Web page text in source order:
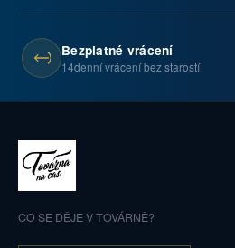
Bezplatné vrácení
14denní vrácení bez starostí
CO SE DĚJE V TOVÁRNĚ?